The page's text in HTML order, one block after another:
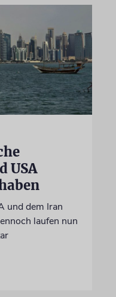
USA
und dem Iran
laufen nun